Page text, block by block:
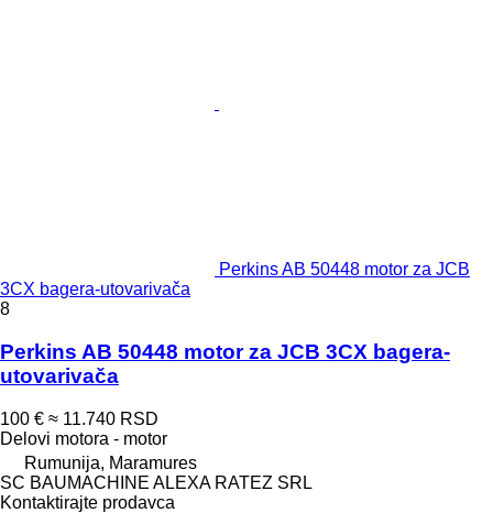
Perkins AB 50448 motor za JCB
3CX bagerа-utovarivačа
8
Perkins AB 50448 motor za JCB 3CX bagera-
utovarivača
100 € ≈ 11.740 RSD
Delovi motora - motor
Rumunija, Maramures
SC BAUMACHINE ALEXA RATEZ SRL
Kontaktirajte prodavca